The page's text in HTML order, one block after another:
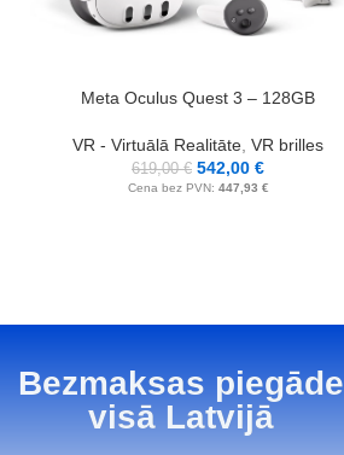
LASĪT VAIRĀK
Meta Oculus Quest 3 – 128GB
VR - Virtuālā Realitāte VR brilles
619,00€ 542,00 €
Cena bez PVN: 447,93 €
Bezmaksas piegāde
visā Latvijā